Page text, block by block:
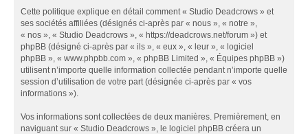
Cette politique explique en détail comment « Studio Deadcrows » et
ses sociétés affiliées (désignés ci-après par « nous », « notre »,
« nos », « Studio Deadcrows », « https://deadcrows.net/forum ») et
phpBB (désigné ci-après par « ils », « eux », « leur », « logiciel
phpBB », « www.phpbb.com », « phpBB Limited », « Équipes phpBB »)
utilisent n’importe quelle information collectée pendant n’importe quelle
session d’utilisation de votre part (désignée ci-après par « vos
informations »).
Vos informations sont collectées de deux manières. Premièrement, en
naviguant sur « Studio Deadcrows », le logiciel phpBB créera un